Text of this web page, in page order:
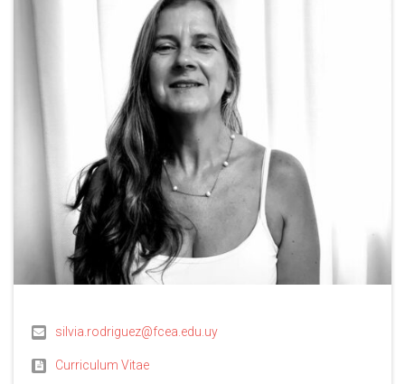
silvia.rodriguez@fcea.edu.uy
Curriculum Vitae